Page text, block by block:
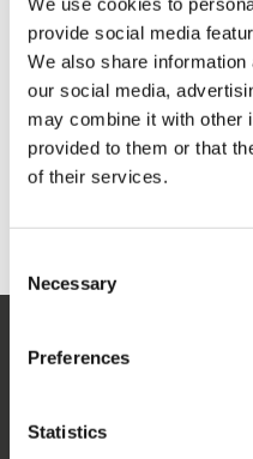
provide social media
We also share
our social media,
may combine it with other
provided to them or that
of their services.
Selection
Necessary
Preferences
Statistics
Connettore
Massimo 1
Parzialmente
Trainabile multi
Valvola Boston
Copertura in
SERVIZIO